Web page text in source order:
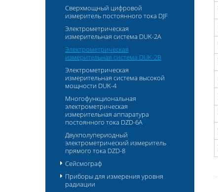
Сверхмощный цифровой
измеритель постоянного тока DJF
Электрометрическая
измерительная система DUK-2A
Электрометрическая
измерительная система DUK-2B
Электрометрическая
измерительная система высокой
мощности DUK-4
Многофункциональная
электрометрическая
измерительная аппаратура
постоянного тока DZD-6A
Двухполупериодный
электрометрический измеритель
прямого тока DZD-8
Сейсмограф
Приборы для измерения уровня
радиации